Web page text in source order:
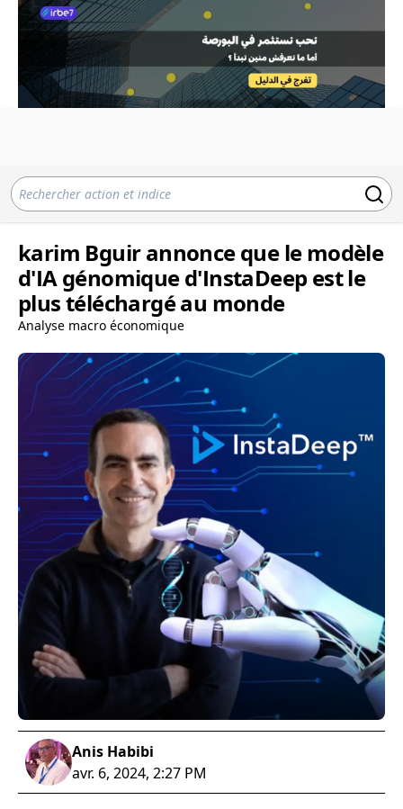
karim Bguir annonce que le modèle
d'IA génomique d'InstaDeep est le
plus téléchargé au monde
Analyse macro économique
Anis Habibi
avr. 6, 2024, 2:27 PM